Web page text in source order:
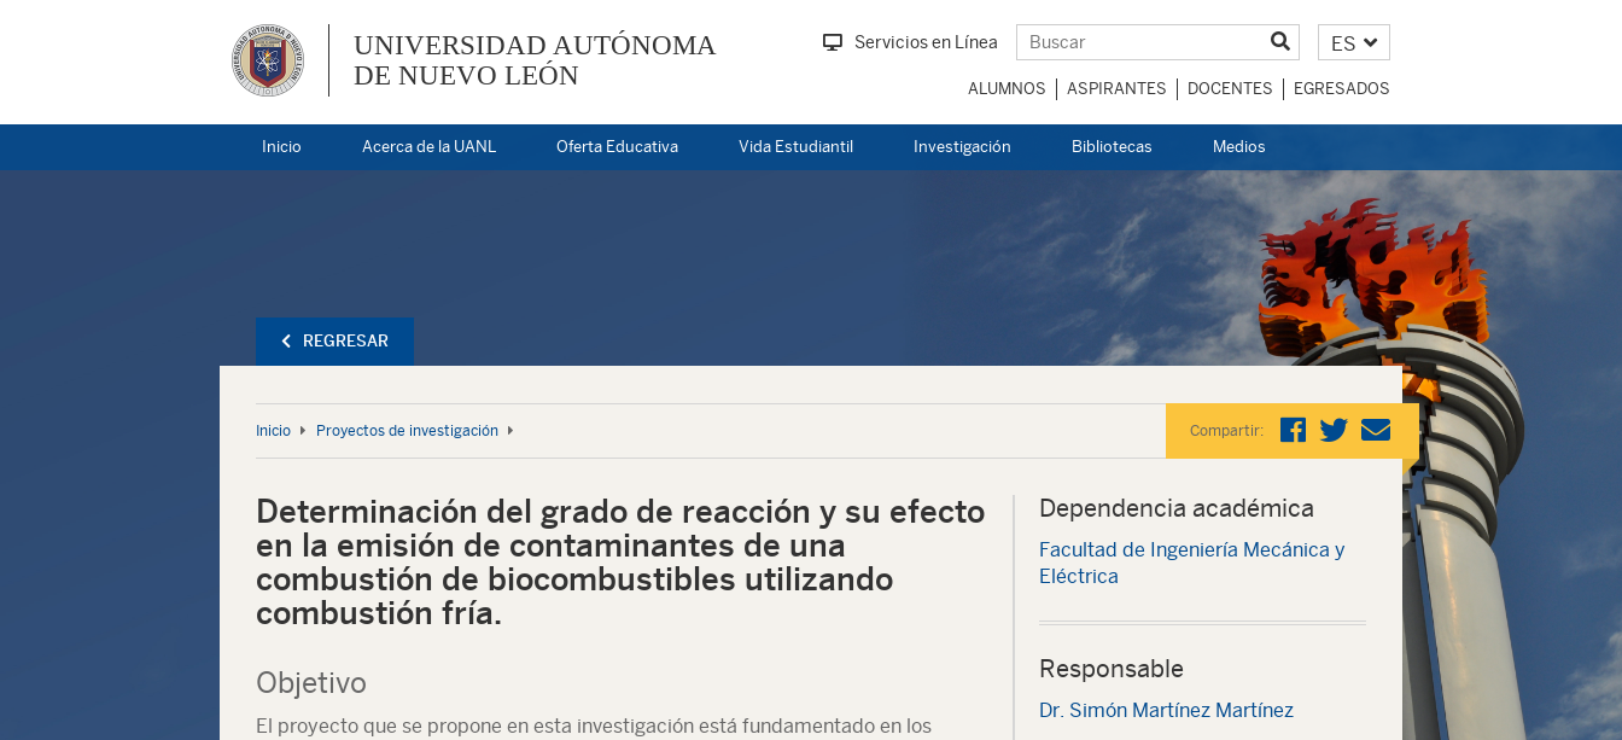
UNIVERSIDAD AUTÓNOMA
DE NUEVO LEÓN
Servicios en Línea ES
ALUMNOS ASPIRANTES DOCENTES EGRESADOS
Inicio Acerca de la UANL Oferta Educativa Vida Estudiantil Investigación Bibliotecas Medios
REGRESAR
Inicio Proyectos de investigación Compartir:
Determinación del grado de reacción y su efecto
en la emisión de contaminantes de una
combustión de biocombustibles utilizando
combustión fría.
Objetivo
El proyecto que se propone en esta investigación está fundamentado en los
Dependencia académica
Facultad de Ingeniería Mecánica y
Eléctrica
Responsable
Dr. Simón Martínez Martínez